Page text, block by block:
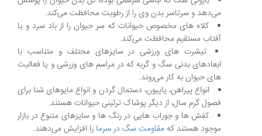
می‌دهد و سرتاسر بدن وی را از رطوبت محافظت می‌کند.
کلاه های مخصوص حیوانات که سر حیوان را از باد سرد و یا
آفتاب مستقیم محافظت می‌کند.
تیشرت های ورزشی در سایزهای محتلف و متناسب با
ابعادهای بدنی سگ و گربه که در مراسم های وزرشی و یا فعالیت
های حیوان به کار می‌روند.
انواع پیراهن، پاپیون، دستمال گردن و انواع مایوهای شنا برای
فصول گرم سال، از دیگر پوشاک ترئینی حیوانات هستند.
کفش ها و جوراب هایی در رنگ ها و سایزهای متنوع در بازار
موجود هستند که مقاومت سگ در سرما را افزایش می‌دهند.